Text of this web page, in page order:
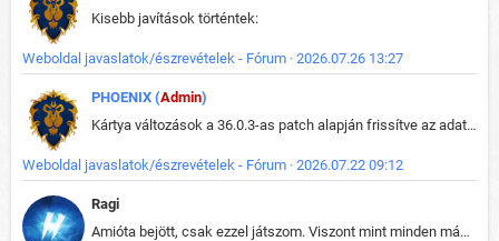
Kisebb javítások történtek:
Weboldal javaslatok/észrevételek - Fórum · 2026.07.26 13:27
PHOENIX (Admin)
Kártya változások a 36.0.3-as patch alapján frissítve az adatbázisban (képek is cserélve).
Weboldal javaslatok/észrevételek - Fórum · 2026.07.22 09:12
Ragi
Amióta bejött, csak ezzel játszom. Viszont mint minden más - akár az alapjáték is, ez is baromira összetett lett. Néha már pár kör után is esélytelen az egész. Vagy irreállisan túltápol valaki, vagy lelép a partner, vagy csak hülye mint a segg. És amikor eljönne az én időm, na akkor jön el mindenki másé is. Engem jobban érdekelne, hogy ki milyen ratingen szokott játszani. Na ez lenne egy érdekes adat.